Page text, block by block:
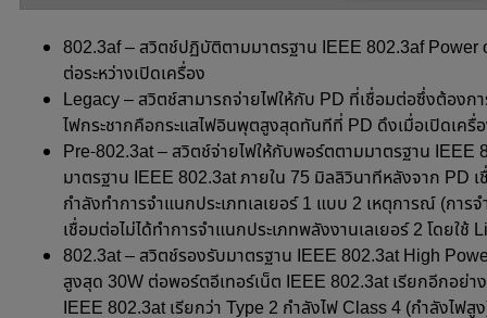
802.3af – สวิตช์ปฏิบัติตามมาตรฐาน IEEE 802.3af Power
ต่อระหว่างเปิดเครื่อง
Legacy – สวิตช์สามารถจ่ายไฟให้กับ PD ที่เชื่อมต่อซึ่งต้องกา
ไฟกระชากคือกระแสไฟอินพุตสูงสุดทันทีที่ PD ดึงเมื่อเปิดเครื่
Pre-802.3at – สวิตช์จ่ายไฟให้กับพอร์ตตามมาตรฐาน
มาตรฐาน IEEE 802.3at ภายใน 75 มิลลิวินาทีหลังจาก PD
กำลังทำการจำแนกประเภทเลเยอร์ 1 แบบ 2 เหตุการณ์ (การ
เชื่อมต่อไม่ได้ทำการจำแนกประเภทพลังงานเลเยอร์ 2 โดยใ
802.3at – สวิตช์รองรับมาตรฐาน IEEE 802.3at High
สูงสุด 30W ต่อพอร์ตอีเทอร์เน็ต IEEE 802.3at เรียกอีกอย่
IEEE 802.3at เรียกว่า Type 2 กำลังไฟ Class 4 (กำลังไฟ